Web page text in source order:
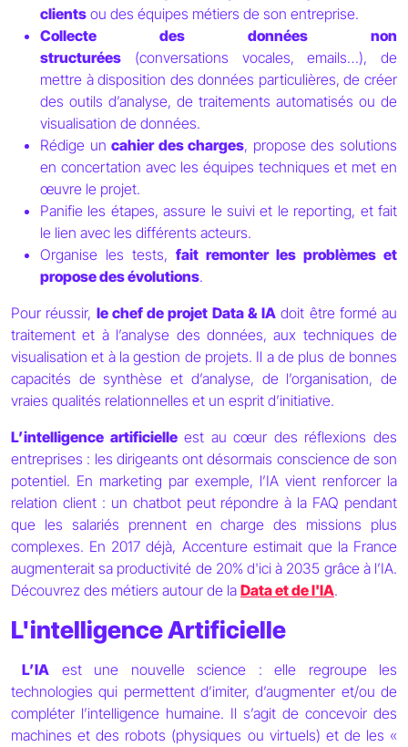
clients ou des équipes métiers de son entreprise.
Collecte des données non
structurées (conversations vocales, emails…), de
mettre à disposition des données particulières, de créer
des outils d’analyse, de traitements automatisés ou de
visualisation de données.
Rédige uncahier des charges, propose des solutions
en concertation avec les équipes techniques et met en
œuvre le projet.
Panifie les étapes, assure le suivi et le reporting, et fait
le lien avec les différents acteurs.
Organise les tests, fait remonter les problèmes et
propose des évolutions.
Pour réussir, le chef de projet Data & IA doit être formé au
traitement et à l’analyse des données, aux techniques de
visualisation et à la gestion de projets. Il a de plus de bonnes
capacités de synthèse et d’analyse, de l’organisation, de
vraies qualités relationnelles et un esprit d’initiative.
L’intelligence artificielleest au cœur des réflexions des
entreprises : les dirigeants ont désormais conscience de son
potentiel. En marketing par exemple, l’IA vient renforcer la
relation client : un chatbot peut répondre à la FAQ pendant
que les salariés prennent en charge des missions plus
complexes. En 2017 déjà, Accenture estimait que la France
augmenterait sa productivité de 20% d'ici à 2035 grâce à l’IA.
Découvrez des métiers autour de la Data et de l'IA.
L'intelligence Artificielle
L’IA est une nouvelle science : elle regroupe les
technologies qui permettent d’imiter, d’augmenter et/ou de
compléter l’intelligence humaine. Il s’agit de concevoir des
machines et des robots (physiques ou virtuels) et de les «